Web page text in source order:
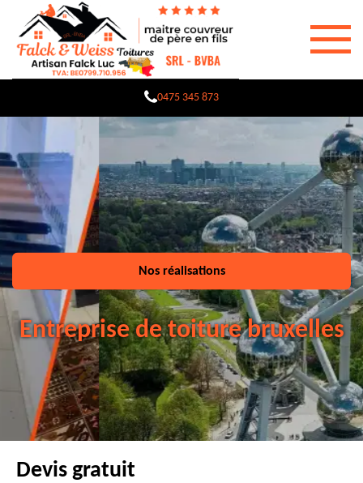
0475 345 873
Nos réalisations
Entreprise de toiture bruxelles
Devis gratuit